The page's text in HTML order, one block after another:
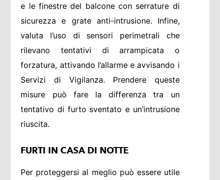
e le finestre del balcone con serrature di
sicurezza e grate anti-intrusione. Infine,
valuta l’uso di sensori perimetrali che
rilevano tentativi di arrampicata o
forzatura, attivando l’allarme e avvisando i
Servizi di Vigilanza. Prendere queste
misure può fare la differenza tra un
tentativo di furto sventato e un’intrusione
riuscita.
FURTI IN CASA DI NOTTE
Per proteggersi al meglio può essere utile